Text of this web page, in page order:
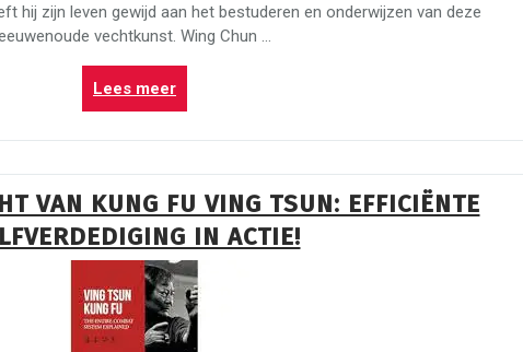
hij zijn leven gewijd aan het bestuderen en onderwijzen van deze
vechtkunst. Wing Chun …
Lees meer“Meester
Robert
Vogel:
in
Wing
Chun”
VAN KUNG FU VING TSUN: EFFICIËNTE
IN ACTIE!